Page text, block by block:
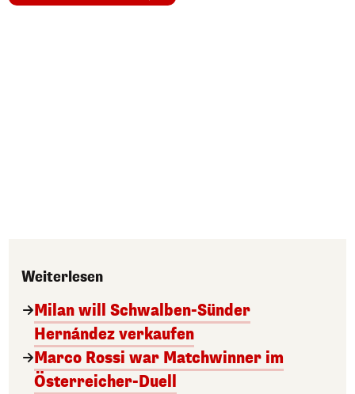
Weiterlesen
Milan will Schwalben-Sünder
Hernández verkaufen
Marco Rossi war Matchwinner im
Österreicher-Duell